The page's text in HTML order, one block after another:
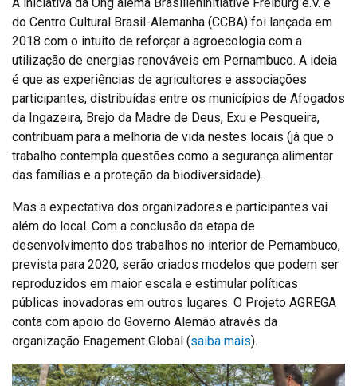
do Centro Cultural Brasil-Alemanha (CCBA) foi lançada em
2018 com o intuito de reforçar a agroecologia com a
utilização de energias renováveis em Pernambuco. A ideia
é que as experiências de agricultores e associações
participantes, distribuídas entre os municípios de Afogados
da Ingazeira, Brejo da Madre de Deus, Exu e Pesqueira,
contribuam para a melhoria de vida nestes locais (já que o
trabalho contempla questões como a segurança alimentar
das famílias e a proteção da biodiversidade).
Mas a expectativa dos organizadores e participantes vai
além do local. Com a conclusão da etapa de
desenvolvimento dos trabalhos no interior de Pernambuco,
prevista para 2020, serão criados modelos que podem ser
reproduzidos em maior escala e estimular políticas
públicas inovadoras em outros lugares. O Projeto AGREGA
conta com apoio do Governo Alemão através da
organização Enagement Global (saiba mais).